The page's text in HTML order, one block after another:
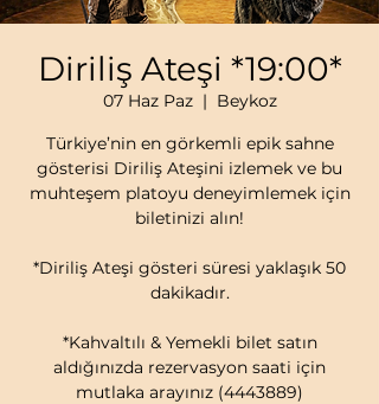
Diriliş Ateşi *19:00*
07 Haz Paz
  |
Beykoz
Türkiye’nin en görkemli epik sahne
gösterisi Diriliş Ateşini izlemek ve bu
muhteşem platoyu deneyimlemek için
biletinizi alın!
*Diriliş Ateşi gösteri süresi yaklaşık 50
dakikadır.
*Kahvaltılı & Yemekli bilet satın
aldığınızda rezervasyon saati için
mutlaka arayınız (4443889)